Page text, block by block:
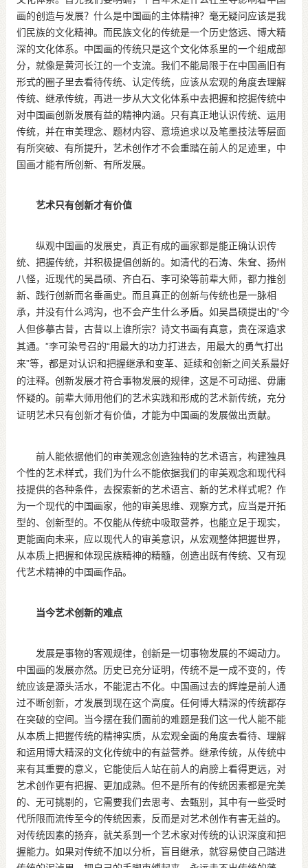
画的创造与发展？什么是中国画的主体精神？毫无疑问应该是我
们民族的文化精神。而民族文化的传统是一个历史悠远、博大精
深的文化体系。中国画的传统只是这个文化体系里的一个组成部
分，就像是黄河长江的一个支流。我们不能局限于在中国画旧有
形式的圈子里去看待传统、认定传统，应该从宏观的角度去理解
传统、继承传统，再进一步从大文化体系中去把握和挖掘传统中
对中国画创新发展有益的精神内涵。只有真正地认识传统、运用
传统，并在审美理念、题材内容、意境追求以及笔墨技法等层面
有所突破、有所提升，艺术创作才不会重踏在前人的足迹里，中
国画才能有所创新、有所发展。
艺术只有创新才有价值
纵观中国画的发展史，真正有成的画家都是能正确认识传
统、把握传统，并积极提倡创新的。如清代的石涛、朱耷、扬州
八怪，近现代的吴昌硕、齐白石、李可染等前辈大师，都力推创
新、践行创新而名垂画史。而且真正的创新与传统也是一脉相
承，并没有什么鸿沟，也不会产生什么矛盾。如吴昌硕提出的“今
人但侈摹古昔，古昔以上谁所宗？诗文书画有真意，贵在深造求
其通。 ”李可染号召的“用最大的功力打进去，用最大的勇气打出
来”等，都是对认识和把握继承和变革、延续和创新之间关系最好
的注释。创新发展才符合事物发展的规律，这是不可动摇、毋庸
怀疑的。前辈大师用他们的艺术实践和形成的艺术新传统，充分
证明艺术只有创新才有价值，才能为中国画的发展做出贡献。
前人能依据他们的审美观念创造独特的艺术语言，构建独具
个性的艺术样式，我们为什么不能依据我们的审美观念和现代科
技提供的各种条件，去探索新的艺术语言、新的艺术样式呢？作
为一个现代的中国画家，他的审美思维、观察方式，应当是开拓
型的、创新型的。不仅能从传统中吸取营养，也能立足于现实，
更能面向未来，应以现代人的审美意识，从宏观整体把握世界，
从本质上把握和体现民族精神的精髓，创造出既有传统、又有现
代艺术精神的中国画作品。
当今艺术创新的难点
发展是事物的客观规律，创新是一切事物发展的不竭动力。
中国画的发展亦然。历史已充分证明，传统不是一成不变的，传
统应该是源头活水，不能泥古不化。中国画过去的辉煌是前人通
过不断创新，才发展到现在这个高度。任何博大精深的传统都存
在突破的空间。当今摆在我们面前的难题是我们这一代人能不能
从本质上把握传统的精神实质，从宏观全面的角度去看待、理解
和运用博大精深的文化传统中的有益营养。继承传统，从传统中
来有其重要的意义，它能使后人站在前人的肩膀上看得更远，对
艺术创作更有把握、更加成熟。但不是所有的传统因素都是完美
的、无可挑剔的，它需要我们去思考、去甄别，其中有一些受时
代所限而流传至今的传统因素，反而是对艺术创作有害无益的。
对传统因素的扬弃，就关系到一个艺术家对传统的认识深度和把
握能力。如果对传统不加以分析，盲目继承，就容易使自己踏进